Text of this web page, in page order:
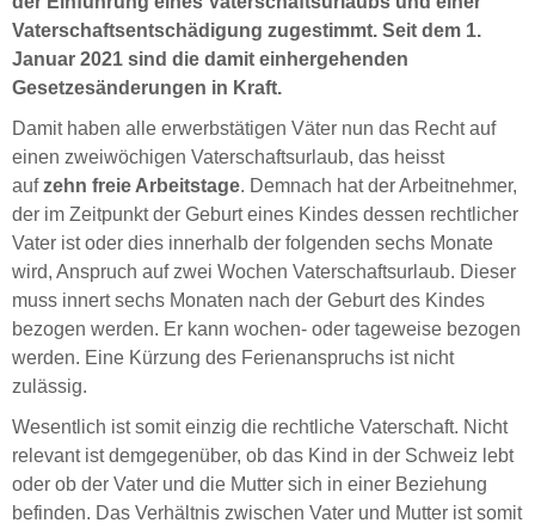
Vaterschaftsentschädigung zugestimmt. Seit dem 1.
Januar 2021 sind die damit einhergehenden
Gesetzesänderungen in Kraft.
Damit haben alle erwerbstätigen Väter nun das Recht auf
einen zweiwöchigen Vaterschaftsurlaub, das heisst
aufzehn freie Arbeitstage. Demnach hat der Arbeitnehmer,
der im Zeitpunkt der Geburt eines Kindes dessen rechtlicher
Vater ist oder dies innerhalb der folgenden sechs Monate
wird, Anspruch auf zwei Wochen Vaterschaftsurlaub. Dieser
muss innert sechs Monaten nach der Geburt des Kindes
bezogen werden. Er kann wochen- oder tageweise bezogen
werden. Eine Kürzung des Ferienanspruchs ist nicht
zulässig.
Wesentlich ist somit einzig die rechtliche Vaterschaft. Nicht
relevant ist demgegenüber, ob das Kind in der Schweiz lebt
oder ob der Vater und die Mutter sich in einer Beziehung
befinden. Das Verhältnis zwischen Vater und Mutter ist somit